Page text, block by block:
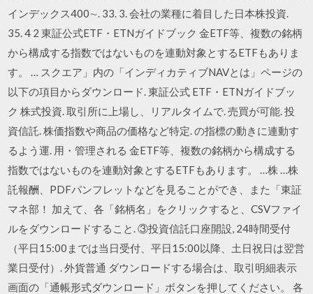
インデックス400∼. 33. 3. 会社の業種に着目した日本株投資.
35. 4 2 東証公式ETF・ETNガイドブック 金ETF等、複数の銘柄
から構成する指数ではないものを連動対象とするETFもありま
す。 … スクエア」内の「インディカティブNAVとは」ページの
以下の項目からダウンロード. 東証公式 ETF・ETNガイドブッ
ク 株式投資. 取引所に上場し、リアルタイムで. 売買が可能. 投
資信託. 株価指数や商品の価格など特定. の指標の動きに連動す
るよう運. 用・管理される 金ETF等、複数の銘柄から構成する
指数ではないものを連動対象とするETFもあります。 …株 …株
託報酬、PDFパンフレットなどを見ることができ、また「東証
マネ部！ 加えて、各「銘柄名」をクリックすると、CSVファイ
ルをダウンロードすること. ③投資信託口座開設, 24時間受付
（平日15:00までは当日受付、平日15:00以降、土日祝日は翌営
業日受付）. 外貨普通 ダウンロードする場合は、取引明細表示
画面の「通帳形式ダウンロード」ボタンを押してください。 各